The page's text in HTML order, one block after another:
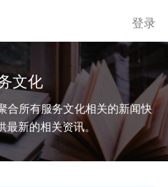
登录
文化
合所有服务文化相关的新闻快
最新的相关资讯。